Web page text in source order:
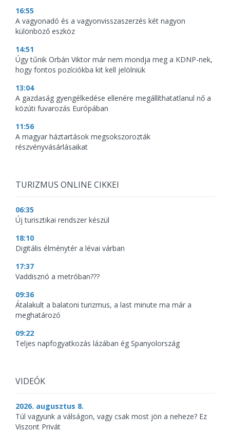
16:55
A vagyonadó és a vagyonvisszaszerzés két nagyon
különböző eszköz
14:51
Úgy tűnik Orbán Viktor már nem mondja meg a KDNP-nek,
hogy fontos pozíciókba kit kell jelölniük
13:04
A gazdaság gyengélkedése ellenére megállíthatatlanul nő a
közúti fuvarozás Európában
11:56
A magyar háztartások megsokszorozták
részvényvásárlásaikat
TURIZMUS ONLINE CIKKEI
06:35
Új turisztikai rendszer készül
18:10
Digitális élménytér a lévai várban
17:37
Vaddisznó a metróban???
09:36
Átalakult a balatoni turizmus, a last minute ma már a
meghatározó
09:22
Teljes napfogyatkozás lázában ég Spanyolország
VIDEÓK
2026. augusztus 8.
Túl vagyunk a válságon, vagy csak most jön a neheze? Ez
Viszont Privát